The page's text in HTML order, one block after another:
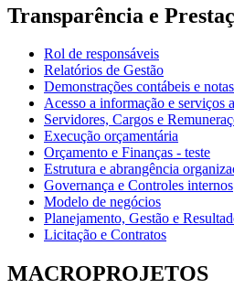
Transparência e
Rol de responsáveis
Relatórios de Gestão
Demonstrações contábeis e
Acesso a informação e serviços
Servidores, Cargos e
Execução orçamentária
Orçamento e Finanças - teste
Estrutura e abrangência
Governança e Controles internos
Modelo de negócios
Planejamento, Gestão e
Licitação e Contratos
MACROPROJETOS